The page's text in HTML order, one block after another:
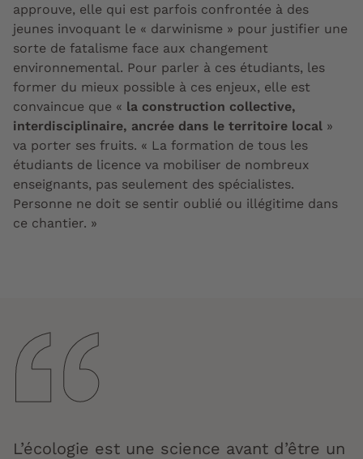
approuve, elle qui est parfois confrontée à des
jeunes invoquant le « darwinisme » pour justifier une
sorte de fatalisme face aux changement
environnemental. Pour parler à ces étudiants, les
former du mieux possible à ces enjeux, elle est
convaincue que « la construction collective,
interdisciplinaire, ancrée dans le territoire local »
va porter ses fruits. « La formation de tous les
étudiants de licence va mobiliser de nombreux
enseignants, pas seulement des spécialistes.
Personne ne doit se sentir oublié ou illégitime dans
ce chantier. »
L’écologie est une science avant d’être un